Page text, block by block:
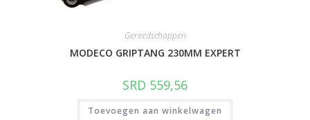
Gereedschappen
MODECO GRIPTANG 230MM EXPERT
SRD 559,56
Toevoegen aan winkelwagen